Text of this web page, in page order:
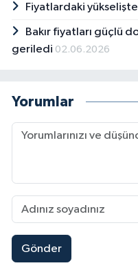
Fiyatlardaki
Bakır fiyatları güçlü
geriledi 02.06.2026
Yorumlar
Gönder